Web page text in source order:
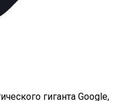
гиганта Google,